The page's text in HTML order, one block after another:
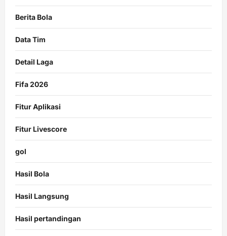
Berita Bola
Data Tim
Detail Laga
Fifa 2026
Fitur Aplikasi
Fitur Livescore
gol
Hasil Bola
Hasil Langsung
Hasil pertandingan